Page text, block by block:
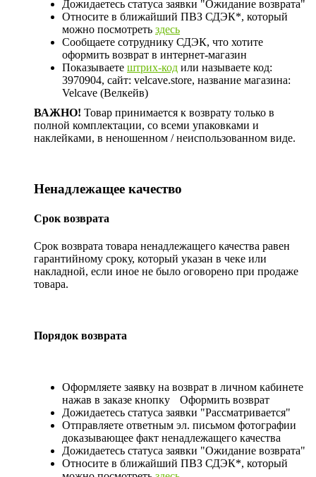
Дожидаетесь статуса заявки "Ожидание возврата"
Относите в ближайший ПВЗ СДЭК*, который
можно посмотреть здесь
Сообщаете сотруднику СДЭК, что хотите
оформить возврат в интернет-магазин
Показываете штрих-код или называете код:
3970904, сайт: velcave.store, название магазина:
Velcave (Велкейв)
ВАЖНО! Товар принимается к возврату только в
полной комплектации, со всеми упаковками и
наклейками, в неношенном / неиспользованном виде.
Ненадлежащее качество
Срок возврата
Срок возврата товара ненадлежащего качества равен
гарантийному сроку, который указан в чеке или
накладной, если иное не было оговорено при продаже
товара.
Порядок возврата
Оформляете заявку на возврат в личном кабинете
нажав в заказе кнопку
Оформить возврат
Дожидаетесь статуса заявки "Рассматривается"
Отправляете ответным эл. письмом фотографии
доказывающее факт ненадлежащего качества
Дожидаетесь статуса заявки "Ожидание возврата"
Относите в ближайший ПВЗ СДЭК*, который